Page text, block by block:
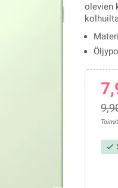
olevien
check